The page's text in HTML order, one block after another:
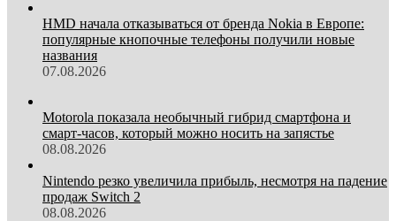
HMD начала отказываться от бренда Nokia в Европе:
популярные кнопочные телефоны получили новые
названия
07.08.2026
Motorola показала необычный гибрид смартфона и
смарт-часов, который можно носить на запястье
08.08.2026
Nintendo резко увеличила прибыль, несмотря на падение
продаж Switch 2
08.08.2026